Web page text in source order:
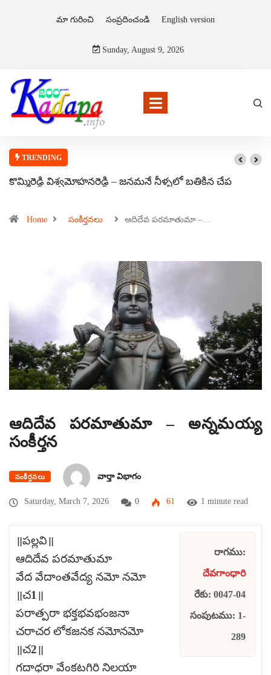
మా గురించి సంప్రదించండి English version
Sunday, August 9, 2026
TRENDING
కొమ్మిరెడ్డి విశ్వమోహనరెడ్డి – జనమనే నీళ్ళలో బతికిన చేప
Home సంకీర్తనలు ఆదిదేవ పరమాతుమా –…
ఆదిదేవ పరమాతుమా – అన్నమయ్య
సంకీర్తన
సంకీర్తనలు వార్తా విభాగం
Saturday, March 7, 2026 0 61 1 minute read
॥పల్లవి॥
ఆదిదేవ పరమాతుమా
వేద వేదాంతవేద్య నమో నమో
॥చ1॥
పరాత్పరా భక్తభవభంజనా
చరాచర లోకజనక నమోనమో
॥చ2॥
గదాధరా వేంకటగిరి నిలయా
రాగము:
దేవగాంధారి
రేకు: 0047-04
సంపుటము: 1-
289